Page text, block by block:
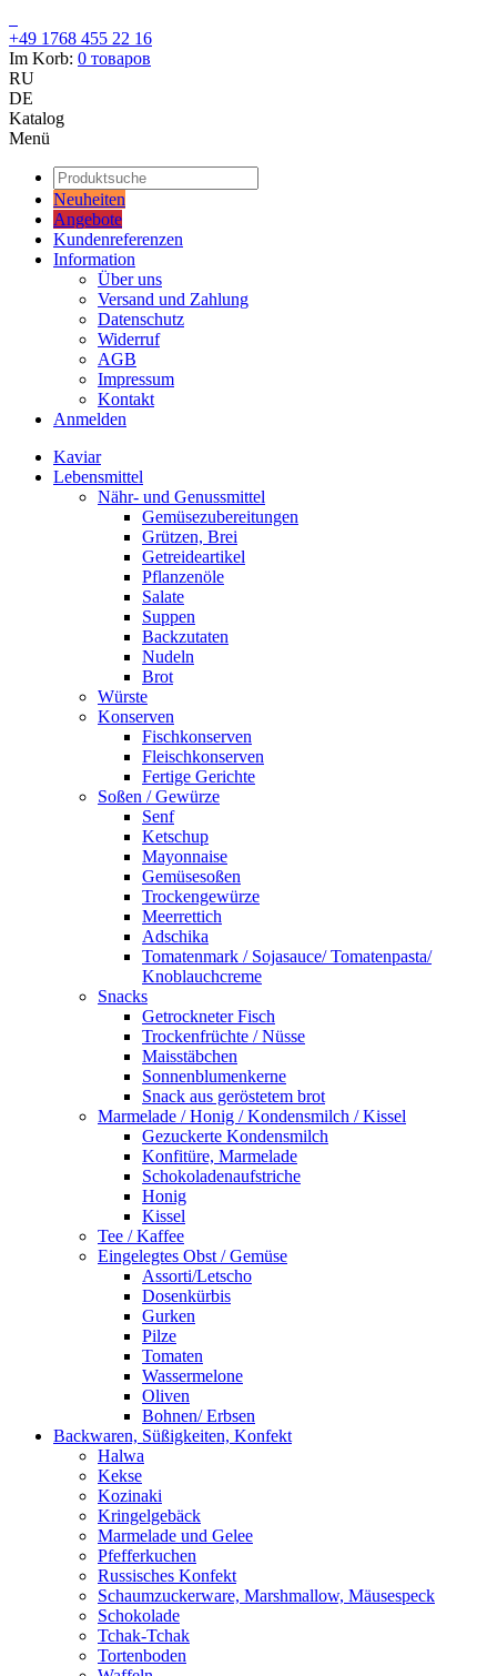
+49 1768 455 22 16
Im Korb: 0 товаров
RU
DE
Katalog
Menü
Neuheiten
Angebote
Kundenreferenzen
Information
Über uns
Versand und Zahlung
Datenschutz
Widerruf
AGB
Impressum
Kontakt
Anmelden
Kaviar
Lebensmittel
Nähr- und Genussmittel
Gemüsezubereitungen
Grützen, Brei
Getreideartikel
Pflanzenöle
Salate
Suppen
Backzutaten
Nudeln
Brot
Würste
Konserven
Fischkonserven
Fleischkonserven
Fertige Gerichte
Soßen / Gewürze
Senf
Ketschup
Mayonnaise
Gemüsesoßen
Trockengewürze
Meerrettich
Adschika
Tomatenmark / Sojasauce/ Tomatenpasta/
Knoblauchcreme
Snacks
Getrockneter Fisch
Trockenfrüchte / Nüsse
Maisstäbchen
Sonnenblumenkerne
Snack aus geröstetem brot
Marmelade / Honig / Kondensmilch / Kissel
Gezuckerte Kondensmilch
Konfitüre, Marmelade
Schokoladenaufstriche
Honig
Kissel
Tee / Kaffee
Eingelegtes Obst / Gemüse
Assorti/Letscho
Dosenkürbis
Gurken
Pilze
Tomaten
Wassermelone
Oliven
Bohnen/ Erbsen
Backwaren, Süßigkeiten, Konfekt
Halwa
Kekse
Kozinaki
Kringelgebäck
Marmelade und Gelee
Pfefferkuchen
Russisches Konfekt
Schaumzuckerware, Marshmallow, Mäusespeck
Schokolade
Tchak-Tchak
Tortenboden